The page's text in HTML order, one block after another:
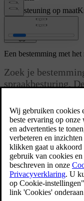
Ondersteuning op maat
auto.
Inloggen
Bijgewerkt 28-10-2024
Een bestemming met
Zoek je
spraakbesturing.
Druk op het symbool
balk en open Google
Voer in het zoekveld
Er wordt een route
Selecteer de gewenste
Selecteer Starten.